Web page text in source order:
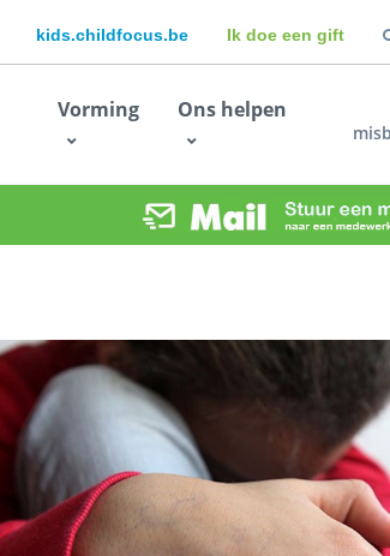
kids.childfocus.be Ik doe een gift
Vorming Ons helpen